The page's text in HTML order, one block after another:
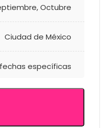
,Octubre
Ciudad de México
específicas